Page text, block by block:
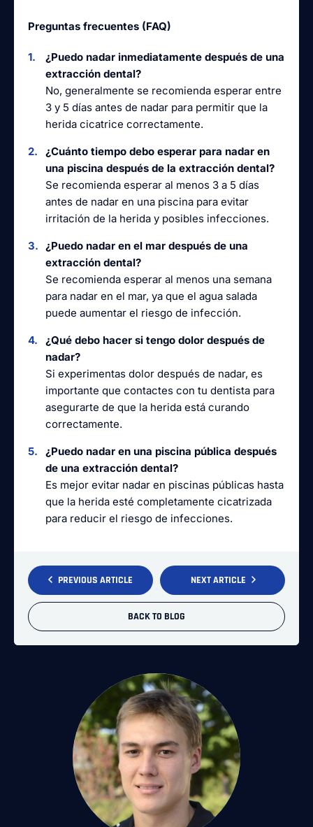
Preguntas frecuentes (FAQ)
¿Puedo nadar inmediatamente después de una
extracción dental?
No, generalmente se recomienda esperar entre
3 y 5 días antes de nadar para permitir que la
herida cicatrice correctamente.
¿Cuánto tiempo debo esperar para nadar en
una piscina después de la extracción dental?
Se recomienda esperar al menos 3 a 5 días
antes de nadar en una piscina para evitar
irritación de la herida y posibles infecciones.
¿Puedo nadar en el mar después de una
extracción dental?
Se recomienda esperar al menos una semana
para nadar en el mar, ya que el agua salada
puede aumentar el riesgo de infección.
¿Qué debo hacer si tengo dolor después de
nadar?
Si experimentas dolor después de nadar, es
importante que contactes con tu dentista para
asegurarte de que la herida está curando
correctamente.
¿Puedo nadar en una piscina pública después
de una extracción dental?
Es mejor evitar nadar en piscinas públicas hasta
que la herida esté completamente cicatrizada
para reducir el riesgo de infecciones.
PREVIOUS ARTICLE
BACK TO BLOG
NEXT ARTICLE